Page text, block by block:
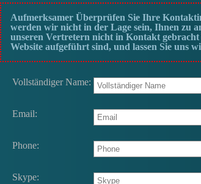
Aufmerksamer Überprüfen Sie Ihre
werden wir nicht in der Lage sein, Ihnen zu
unseren Vertretern nicht in Kontakt
Website aufgeführt sind, und lassen Sie uns
Vollständiger Name:
Email:
Phone:
Skype: